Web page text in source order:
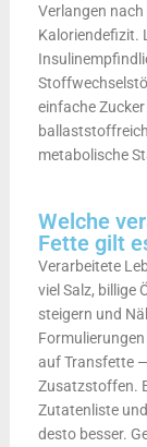
Verlangen
Kaloriendefizit.
einfache
metabolische
Welche
Fette gilt
Verarbeitete
viel Salz, billige
steigern und
auf Transfette
Zusatzstoffen.
Zutatenliste
desto besser.